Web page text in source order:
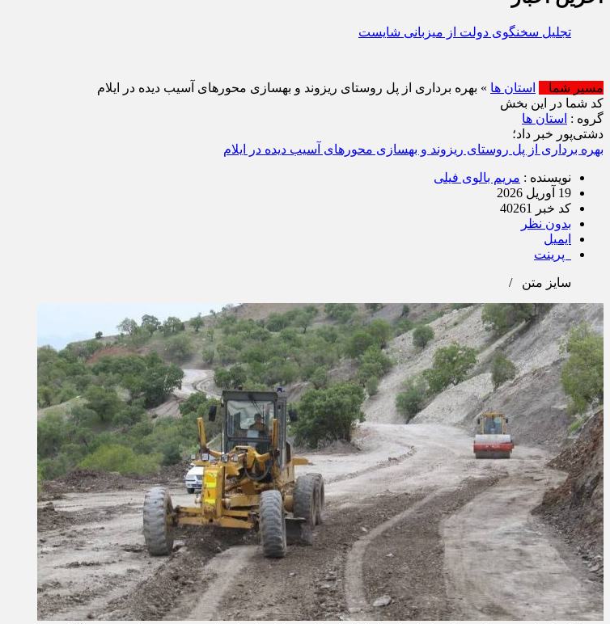
تجلیل سخنگوی دولت از میزبانی شایسته مردم ایلام در اربعین | تأکید بر تداوم
مسیر شما استان ها » ‌بهره‌ برداری از پل روستای ریزوند و بهسازی محورهای آسیب‌ دیده در ایلام
کد شما در این بخش
گروه : استان ها
دشتی‌پور خبر داد؛
‌بهره‌ برداری از پل روستای ریزوند و بهسازی محورهای آسیب‌ دیده در ایلام
نویسنده : مریم بالوی فیلی
19 آوریل 2026
کد خبر 40261
بدون نظر
ایمیل
پرینت
سایز متن /